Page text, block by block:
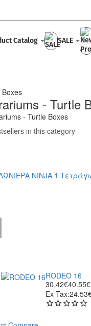
Catalog SALE
- Turtle
- Turtle Boxes
in this category
RODEO 16
30.42€40.55€
Ex